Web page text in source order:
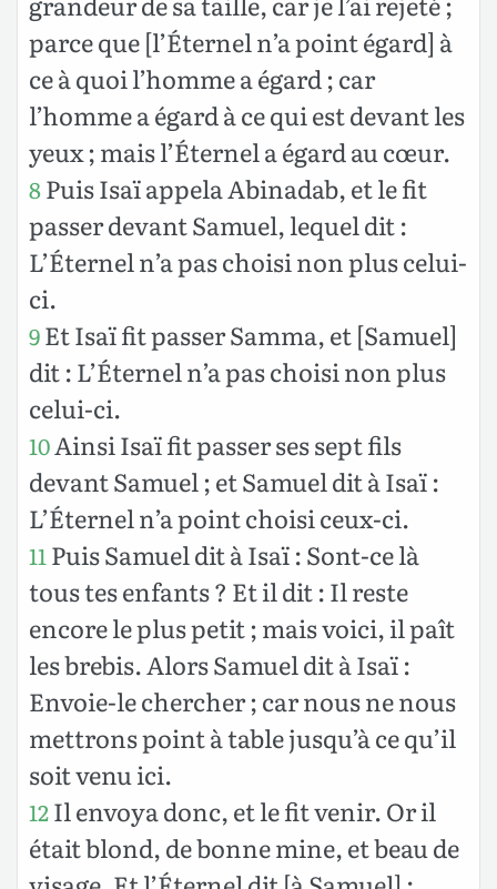
parce que [l’Éternel n’a point égard] à
ce à quoi l’homme a égard ; car
l’homme a égard à ce qui est devant les
yeux ; mais l’Éternel a égard au cœur.
8Puis Isaï appela Abinadab, et le fit
passer devant Samuel, lequel dit :
L’Éternel n’a pas choisi non plus celui-
ci.
9Et Isaï fit passer Samma, et [Samuel]
dit : L’Éternel n’a pas choisi non plus
celui-ci.
10Ainsi Isaï fit passer ses sept fils
devant Samuel ; et Samuel dit à Isaï :
L’Éternel n’a point choisi ceux-ci.
11Puis Samuel dit à Isaï : Sont-ce là
tous tes enfants ? Et il dit : Il reste
encore le plus petit ; mais voici, il paît
les brebis. Alors Samuel dit à Isaï :
Envoie-le chercher ; car nous ne nous
mettrons point à table jusqu’à ce qu’il
soit venu ici.
12Il envoya donc, et le fit venir. Or il
était blond, de bonne mine, et beau de